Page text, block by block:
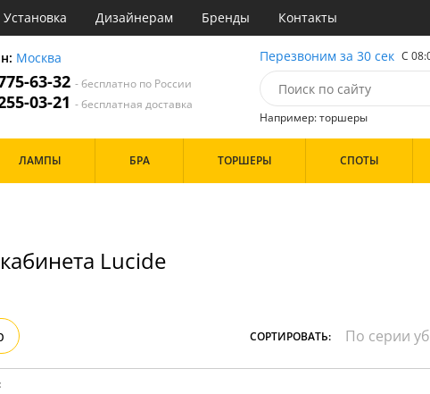
Установка Дизайнерам Бренды Контакты
Москва
63-32- бесплатно по России
03-21- бесплатная доставка
Перезвоним за 30 сек С
Например: торшеры
Дизайн/Форма
ЛАМПЫ БРА ТОРШЕРЫ СПОТЫ
Lucide
СОРТИРОВАТЬ: